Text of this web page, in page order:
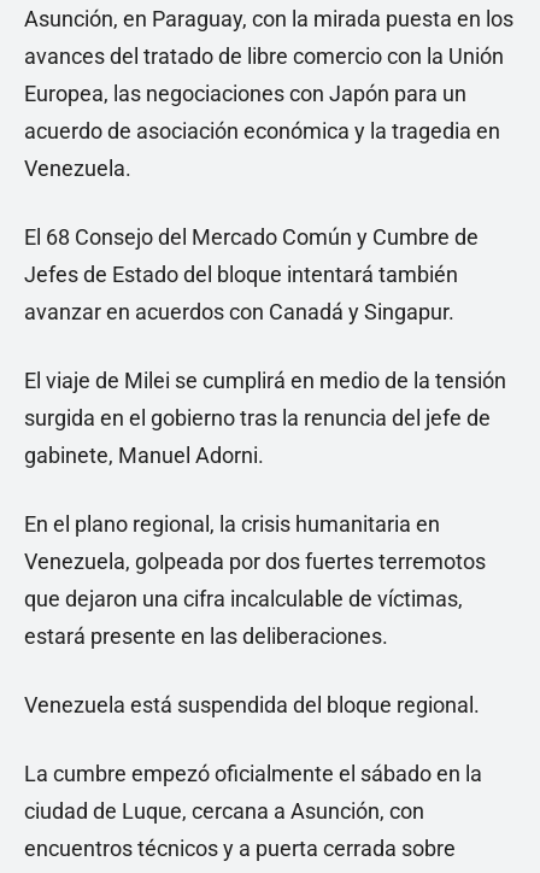
Asunción, en Paraguay, con la mirada puesta en los
avances del tratado de libre comercio con la Unión
Europea, las negociaciones con Japón para un
acuerdo de asociación económica y la tragedia en
Venezuela.
El 68 Consejo del Mercado Común y Cumbre de
Jefes de Estado del bloque intentará también
avanzar en acuerdos con Canadá y Singapur.
El viaje de Milei se cumplirá en medio de la tensión
surgida en el gobierno tras la renuncia del jefe de
gabinete, Manuel Adorni.
En el plano regional, la crisis humanitaria en
Venezuela, golpeada por dos fuertes terremotos
que dejaron una cifra incalculable de víctimas,
estará presente en las deliberaciones.
Venezuela está suspendida del bloque regional.
La cumbre empezó oficialmente el sábado en la
ciudad de Luque, cercana a Asunción, con
encuentros técnicos y a puerta cerrada sobre